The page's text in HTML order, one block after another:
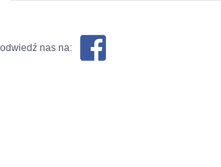
odwiedź nas na: